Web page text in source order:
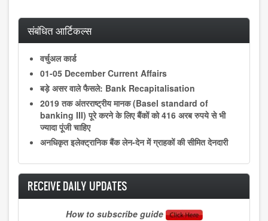
संबंधित आर्टिकल्स
वर्चुअल कार्ड
01-05 December Current Affairs
बड़े असर वाले फैसले: Bank Recapitalisation
2019 तक अंतरराष्ट्रीय मानक (Basel standard of
banking III) पूरे करने के लिए बैंकों को 416 अरब रुपये से भी
ज्यादा पूंजी चाहिए
अनधिकृत इलेक्ट्रानिक बैंक लेन-देन में ग्राहकों की सीमित देनदारी
RECEIVE DAILY UPDATES
How to subscribe guide